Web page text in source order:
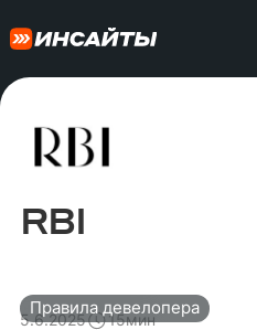
RBI
5.6.2025 15мин
Правила девелопера